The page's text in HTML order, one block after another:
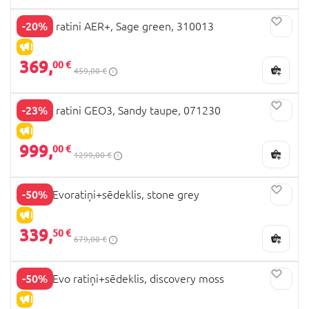
-20%
IZPĀRDOŠANA
JOOLZ ratini AER+, Sage green, 310013
369,00 €
459,00 €
-23%
IZPĀRDOŠANA
JOOLZ ratini GEO3, Sandy taupe, 071230
999,00 €
1299,00 €
-50%
IZPĀRDOŠANA
Mutsy Evoratiņi+sēdeklis, stone grey
339,50 €
679,00 €
-50%
IZPĀRDOŠANA
Mutsy Evo ratiņi+sēdeklis, discovery moss